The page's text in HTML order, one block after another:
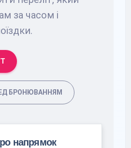
за часом і
БРОНЮВАННЯМ
напрямок